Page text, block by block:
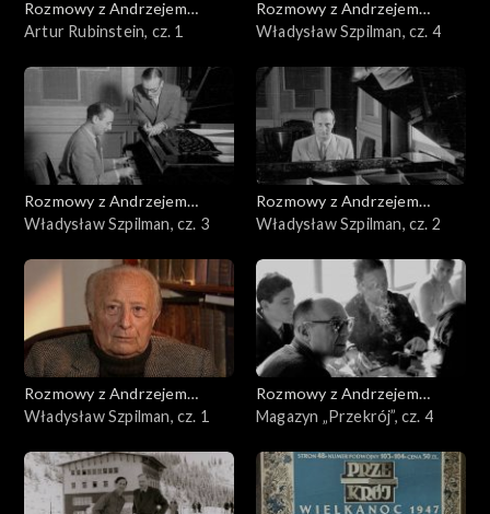
Rozmowy z Andrzejem
Doboszem
Artur Rubinstein, cz. 1
Rozmowy z Andrzejem
Doboszem
Władysław Szpilman, cz. 4
Rozmowy z Andrzejem
Doboszem
Władysław Szpilman, cz. 3
Rozmowy z Andrzejem
Doboszem
Władysław Szpilman, cz. 2
Rozmowy z Andrzejem
Doboszem
Władysław Szpilman, cz. 1
Rozmowy z Andrzejem
Doboszem
Magazyn „Przekrój”, cz. 4